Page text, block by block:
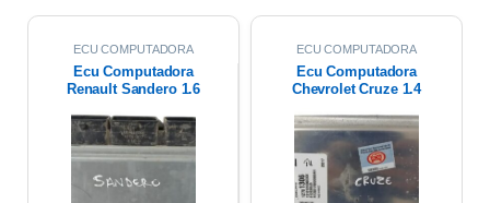
ECU COMPUTADORA
Ecu Computadora
Renault Sandero 1.6
ECU COMPUTADORA
Ecu Computadora
Chevrolet Cruze 1.4